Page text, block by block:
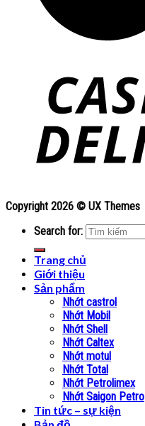
Copyright 2026 © UX Themes
Search for:
Trang chủ
Giới thiệu
Sản phẩm
Nhớt castrol
Nhớt Mobil
Nhớt Shell
Nhớt Caltex
Nhớt motul
Nhớt Total
Nhớt Petrolimex
Nhớt Saigon Petro
Tin tức – sự kiện